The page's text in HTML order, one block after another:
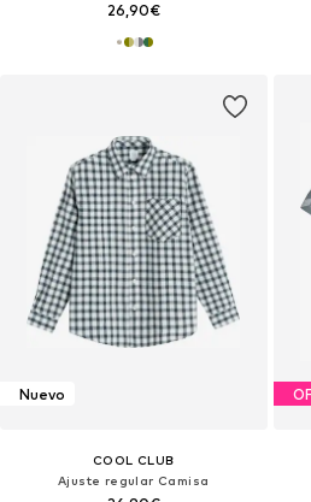
26,90€
Nuevo
COOL CLUB
Ajuste regular Camisa